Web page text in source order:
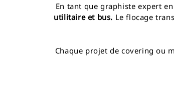
En tant que graphiste expert
utilitaire et bus. Le flocage
Chaque projet de covering ou